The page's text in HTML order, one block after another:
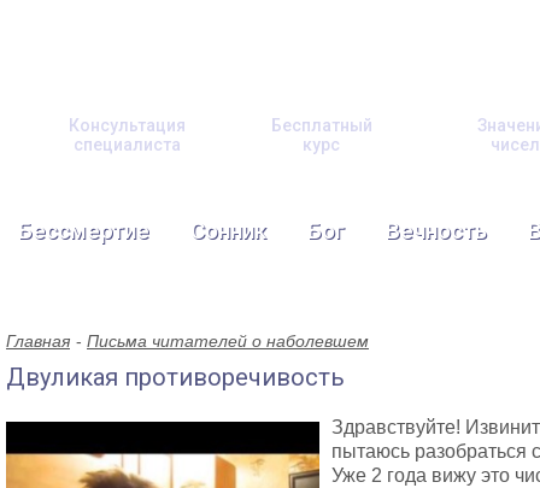
Консультация
специалиста
Бесплатный
курс
чисел
Бессмертие Сонник Бог Вечность
Главная Письма читателей о наболевшем
Двуликая противоречивость
Здравствуйте!
пытаюсь разобраться
Уже 2 года вижу это